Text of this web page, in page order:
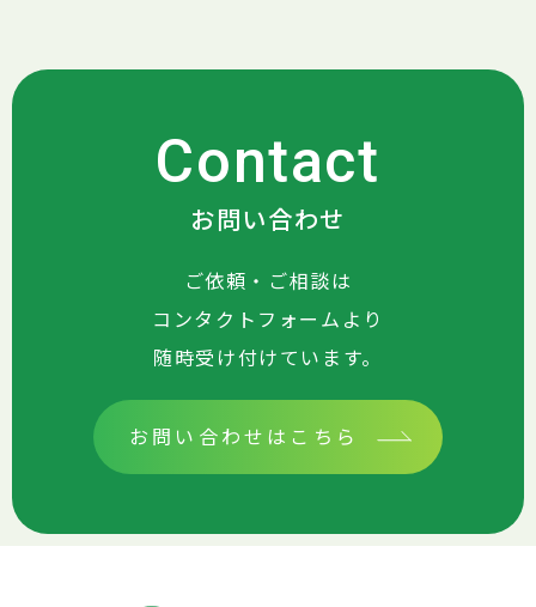
Contact
お問い合わせ
ご依頼・ご相談は
コンタクトフォームより
随時受け付けています。
お問い合わせはこちら